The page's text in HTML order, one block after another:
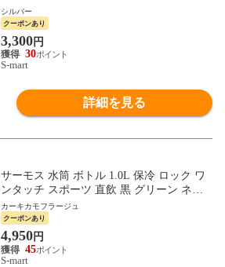
パープル カーキ 赤 FJK-500 THERMOS
シルバー
クーポンあり
3,300円
30
S-mart
詳細を見る
サーモス 水筒 ボトル 1.0L 保冷 ロック ワ
ンタッチ スポーツ 直飲 黒 グリーン ネイ
ビー レッド 真空断熱 FJI-1001 THERMOS
カーキカモフラージュ
クーポンあり
4,950円
45
S-mart